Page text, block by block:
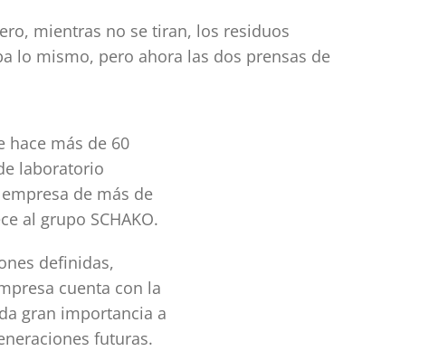
mientras no se tiran, los residuos
lo mismo, pero ahora las dos prensas de
hace más de 60
laboratorio
de más de
al grupo SCHAKO.
definidas,
cuenta con la
gran importancia a
futuras.